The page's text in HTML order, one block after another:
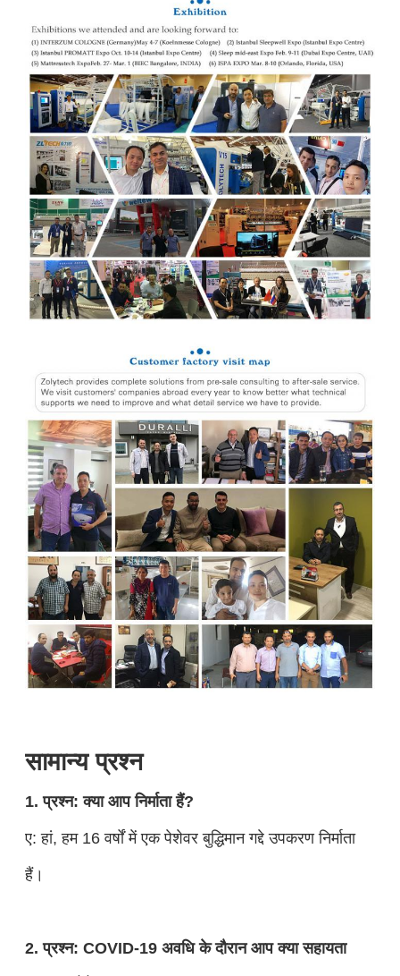
सामान्य प्रश्न
1. प्रश्न: क्या आप निर्माता हैं?
ए: हां, हम 16 वर्षों में एक पेशेवर बुद्धिमान गद्दे उपकरण निर्माता
हैं।
2. प्रश्न: COVID-19 अवधि के दौरान आप क्या सहायता